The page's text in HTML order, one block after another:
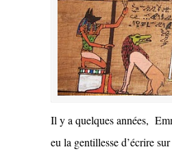
Il y a quelques années,
eu la gentillesse d’écrire